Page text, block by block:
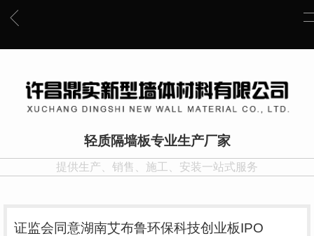
轻质隔墙板专业生产厂家
提供生产、销售、施工、安装一站式服务
证监会同意湖南艾布鲁环保科技创业板IPO